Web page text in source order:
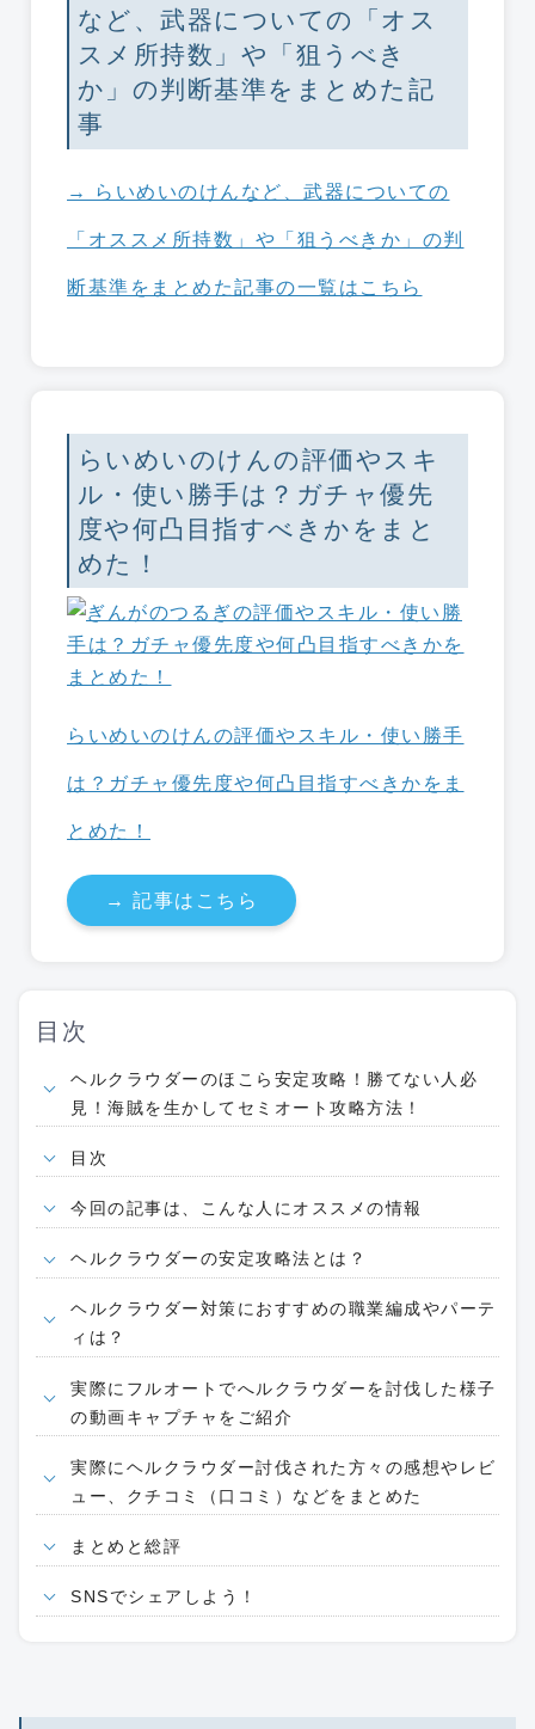
など、武器についての「オス
スメ所持数」や「狙うべき
か」の判断基準をまとめた記
事
→ らいめいのけんなど、武器についての
「オススメ所持数」や「狙うべきか」の判
断基準をまとめた記事の一覧はこちら
らいめいのけんの評価やスキ
ル・使い勝手は？ガチャ優先
度や何凸目指すべきかをまと
めた！
らいめいのけんの評価やスキル・使い勝手
は？ガチャ優先度や何凸目指すべきかをま
とめた！
→ 記事はこちら
目次
ヘルクラウダーのほこら安定攻略！勝てない人必
見！海賊を生かしてセミオート攻略方法！
目次
今回の記事は、こんな人にオススメの情報
ヘルクラウダーの安定攻略法とは？
ヘルクラウダー対策におすすめの職業編成やパーテ
ィは？
実際にフルオートでへルクラウダーを討伐した様子
の動画キャプチャをご紹介
実際にヘルクラウダー討伐された方々の感想やレビ
ュー、クチコミ（口コミ）などをまとめた
まとめと総評
SNSでシェアしよう！